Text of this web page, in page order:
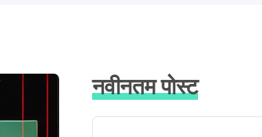
नवीनतम पोस्ट